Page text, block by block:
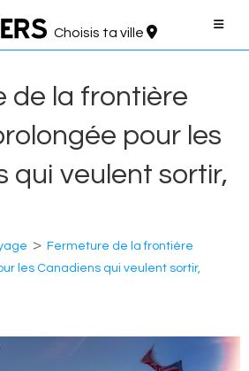
Choisis ta ville
de la frontière
pour les
qui veulent sortir,
> Fermeture de la frontière
les Canadiens qui veulent sortir,